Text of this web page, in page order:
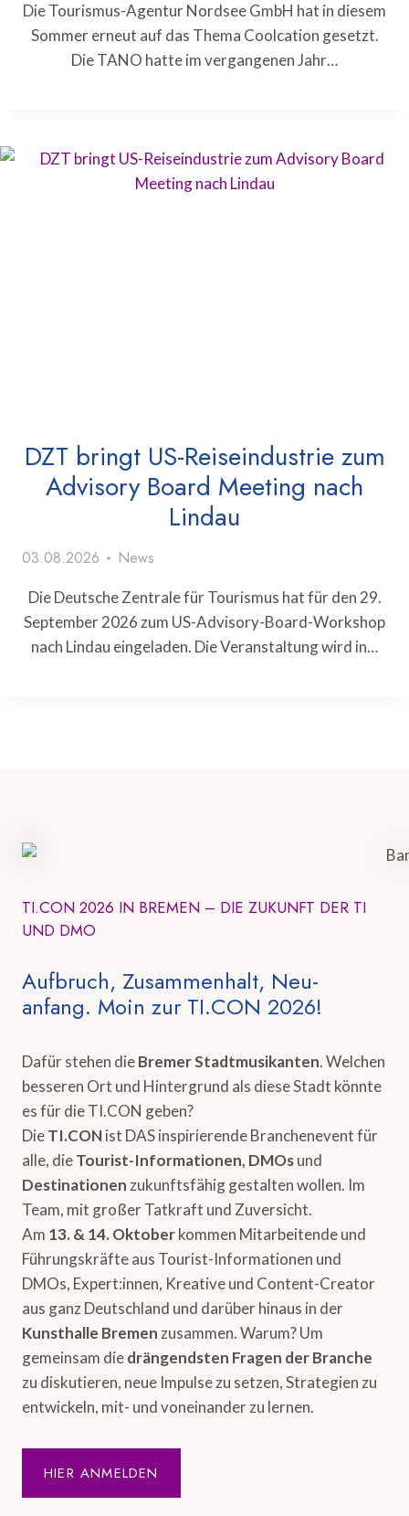
Die Tourismus-Agentur Nordsee GmbH hat in diesem
Sommer erneut auf das Thema Coolcation gesetzt.
Die TANO hatte im vergangenen Jahr…
DZT bringt US-Reiseindustrie zum
Advisory Board Meeting nach
Lindau
03.08.2026 News
Die Deutsche Zentrale für Tourismus hat für den 29.
September 2026 zum US-Advisory-Board-Workshop
nach Lindau eingeladen. Die Veranstaltung wird in…
TI.CON 2026 IN BREMEN – DIE ZUKUNFT DER TI
UND DMO
Aufbruch, Zusammenhalt, Neu-
anfang. Moin zur TI.CON 2026!
Dafür stehen dieBremer Stadtmusikanten. Welchen
besseren Ort und Hintergrund als diese Stadt könnte
es für die TI.CON geben?
DieTI.CONist DAS inspirierende Branchenevent für
alle, dieTourist-Informationen, DMOsund
Destinationen zukunftsfähig gestalten wollen. Im
Team, mit großer Tatkraft und Zuversicht.
Am 13. & 14. Oktoberkommen Mitarbeitende und
Führungskräfte aus Tourist-Informationen und
DMOs, Expert:innen, Kreative und Content-Creator
aus ganz Deutschland und darüber hinaus in der
Kunsthalle Bremen zusammen. Warum? Um
gemeinsam diedrängendsten Fragen der Branche
zu diskutieren, neue Impulse zu setzen, Strategien zu
entwickeln, mit- und voneinander zu lernen.
HIER ANMELDEN